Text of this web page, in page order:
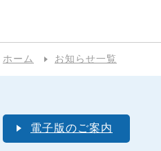
ホーム お知らせ一覧
電子版のご案内